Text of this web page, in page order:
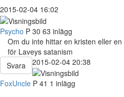
2015-02-04 16:02
Psycho P 30 63 inlägg
Om du inte hittar en kristen eller
för Laveys satanism
Svara
2015-02-04 20:38
FoxUncle P 41 1 inlägg